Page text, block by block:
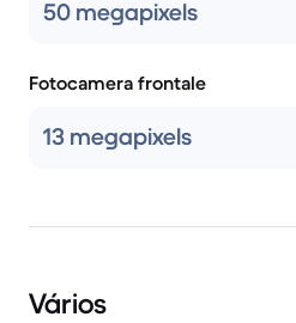
50 megapixels
Fotocamera frontale
13 megapixels
Vários